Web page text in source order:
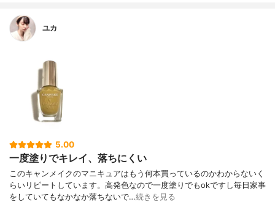
ユカ
5.00
一度塗りでキレイ、落ちにくい
このキャンメイクのマニキュアはもう何本買っているのかわからないく
らいリピートしています。高発色なので一度塗りでもokですし毎日家事
をしていてもなかなか落ちないで…続きを見る